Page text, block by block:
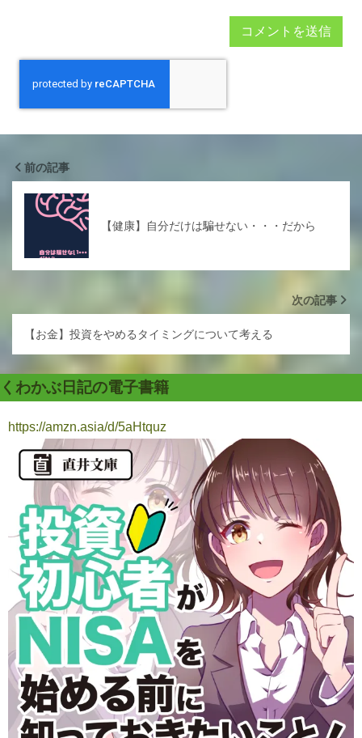
前の記事
【健康】自分だけは騙せない・・・だから
次の記事
【お金】投資をやめるタイミングについて考える
くわかぶ日記の電子書籍
https://amzn.asia/d/5aHtquz